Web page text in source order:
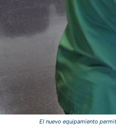
El nuevo equipamiento